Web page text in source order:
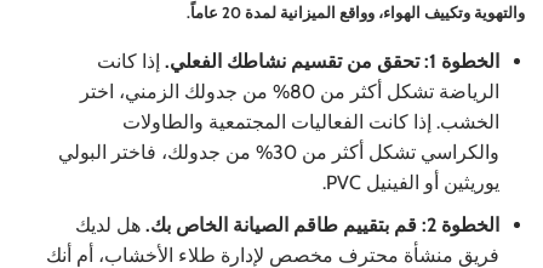
والتهوية وتكييف الهواء، وواقع الميزانية لمدة 20 عاماً.
الخطوة 1: تحقق من تقسيم نشاطك الفعلي.
إذا كانت
الرياضة تشكل أكثر من 80% من جدولك الزمني، اختر
الخشب. إذا كانت الفعاليات المجتمعية والطاولات
والكراسي تشكل أكثر من 30% من جدولك، فاختر البولي
يوريثين أو الفينيل PVC.
الخطوة 2: قم بتقييم طاقم الصيانة الخاص بك.
هل لديك
فريق منشأة محترف مخصص لإدارة طلاء الأخشاب، أم أنك